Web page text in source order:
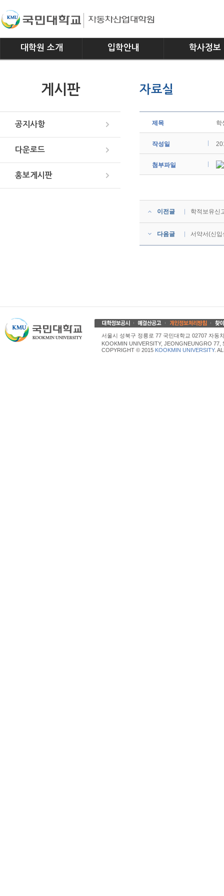
대학원 소개 입학안내 학사정보
게시판
공지사항
다운로드
홍보게시판
자료실
제목 학
작성일
첨부파일
이전글 학적보유신
다음글 서약서(신입
서울시 성북구 정릉로 77 국민대학교 02707 자동
KOOKMIN UNIVERSITY, JEONGNEUNGRO
COPYRIGHT © 2015 KOOKMIN UNIVERSITY.